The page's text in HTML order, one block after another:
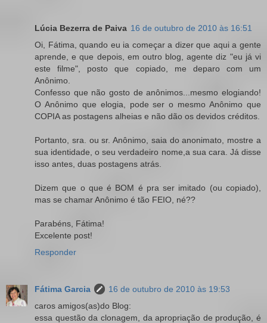
Lúcia Bezerra de Paiva 16 de outubro de 2010 às 16:51
Oi, Fátima, quando eu ia começar a dizer que aqui a gente
aprende, e que depois, em outro blog, agente diz "eu já vi
este filme", posto que copiado, me deparo com um
Anônimo.
Confesso que não gosto de anônimos...mesmo elogiando!
O Anônimo que elogia, pode ser o mesmo Anônimo que
COPIA as postagens alheias e não dão os devidos créditos.
Portanto, sra. ou sr. Anônimo, saia do anonimato, mostre a
sua identidade, o seu verdadeiro nome,a sua cara. Já disse
isso antes, duas postagens atrás.
Dizem que o que é BOM é pra ser imitado (ou copiado),
mas se chamar Anônimo é tão FEIO, né??
Parabéns, Fátima!
Excelente post!
Responder
Fátima Garcia
16 de outubro de 2010 às 19:53
caros amigos(as)do Blog:
essa questão da clonagem, da apropriação de produção, é